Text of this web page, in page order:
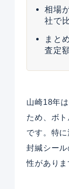
相場
社で
まと
査定
山崎18年
ため、ボ
です。特
封緘シー
性がありま